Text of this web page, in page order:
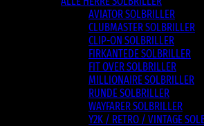
AVIATOR SOLBRILLER
CLUBMASTER SOLBRILLER
CLIP-ON SOLBRILLER
FIRKANTEDE SOLBRILLER
FIT OVER SOLBRILLER
MILLIONAIRE SOLBRILLER
RUNDE SOLBRILLER
WAYFARER SOLBRILLER
Y2K / RETRO / VINTAGE